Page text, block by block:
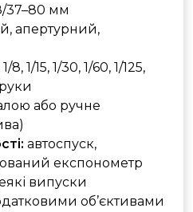
37–80 мм
апертурний,
1/8, 1/15, 1/30, 1/60, 1/125,
або ручне
автоспуск,
експонометр
випуски
об’єктивами